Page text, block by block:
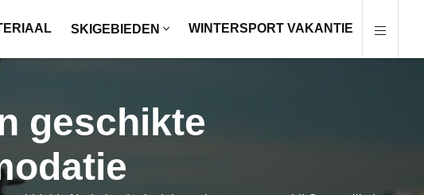
SKIGEBIEDEN WINTERSPORT VAKANTIE
geschikte